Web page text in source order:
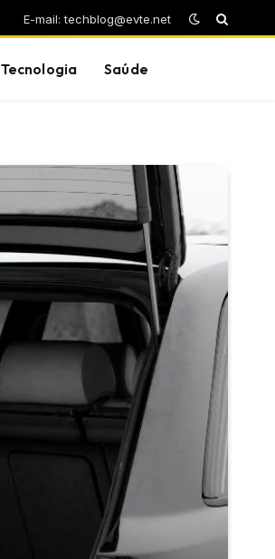
E-mail: techblog@evte.net
Tecnologia Saúde